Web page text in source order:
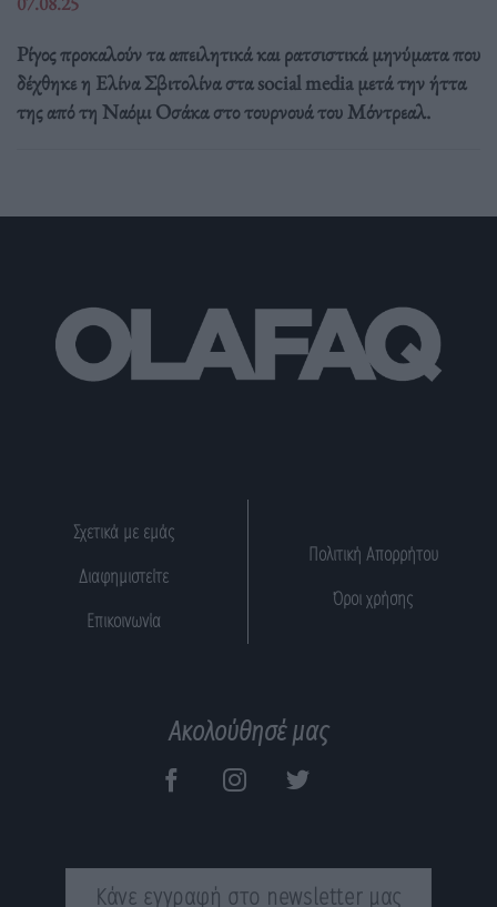
Ρίγος προκαλούν τα απειλητικά και ρατσιστικά μηνύματα που
δέχθηκε η Ελίνα Σβιτολίνα στα social media μετά την ήττα
της από τη Ναόμι Οσάκα στο τουρνουά του Μόντρεαλ.
Σχετικά με εμάς
Διαφημιστείτε
Επικοινωνία
Πολιτική Απορρήτου
Όροι χρήσης
Ακολούθησέ μας
Κάνε εγγραφή στο newsletter μας